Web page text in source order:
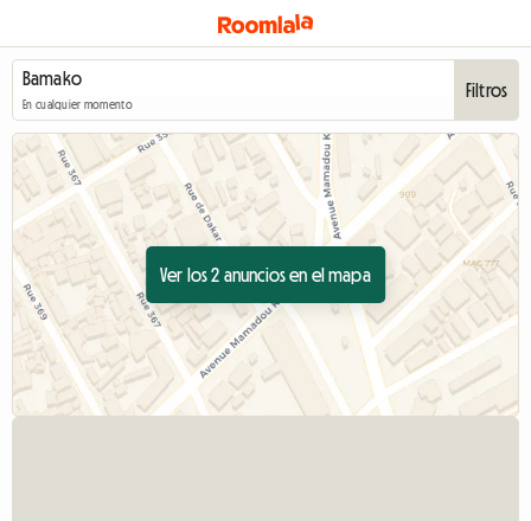
En cualquier momento
Filtros
Ver los 2 anuncios en el mapa